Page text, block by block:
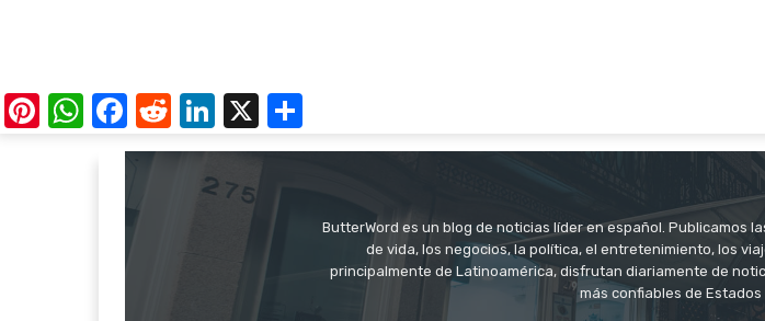
Pinterest
WhatsApp
Facebook
RedditLinkedIn
X
ButterWord es un blog de noticias líder en español. Publicamos
de vida, los negocios, la política, el entretenimiento, los
principalmente de Latinoamérica, disfrutan diariamente de
más confiables de Estados